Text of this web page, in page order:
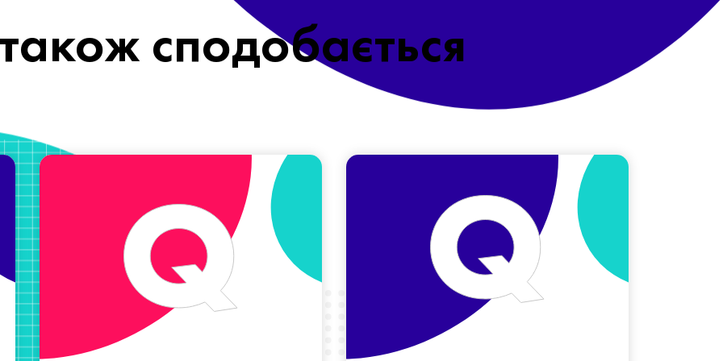
сподобається